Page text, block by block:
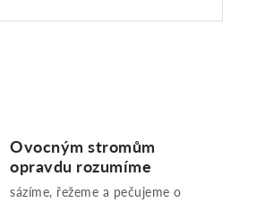
Ovocným stromům
opravdu rozumíme
sázíme, řežeme a pečujeme o